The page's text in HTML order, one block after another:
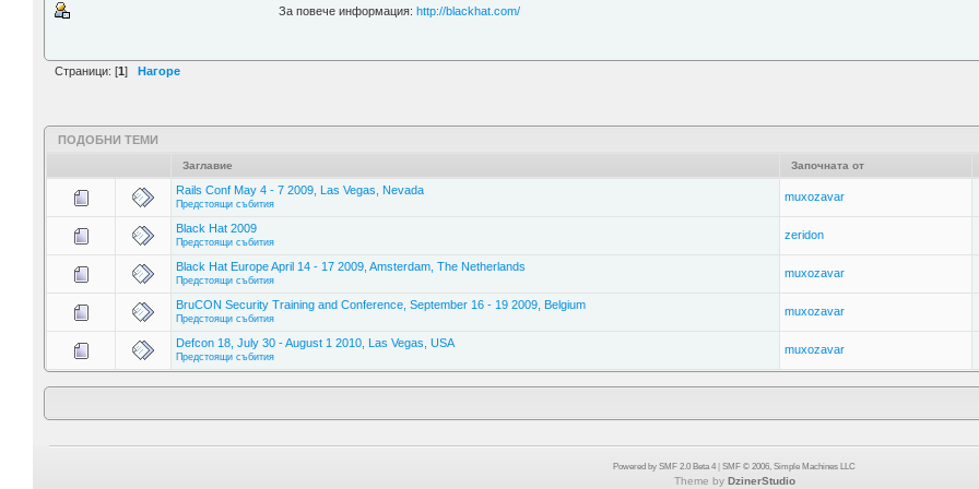
За повече информация: http://blackhat.com/
Страници: [1] Нагоре
ПОДОБНИ ТЕМИ
Заглавие Започната от
Rails Conf May 4 - 7 2009, Las Vegas, Nevada
Предстоящи събития
muxozavar
Black Hat 2009
Предстоящи събития
zeridon
Black Hat Europe April 14 - 17 2009, Amsterdam, The Netherlands
Предстоящи събития
muxozavar
BruCON Security Training and Conference, September 16 - 19 2009, Belgium
Предстоящи събития
muxozavar
Defcon 18, July 30 - August 1 2010, Las Vegas, USA
Предстоящи събития
muxozavar
Powered by SMF 2.0 Beta 4 SMF © 2006, Simple Machines LLC
Theme by DzinerStudio